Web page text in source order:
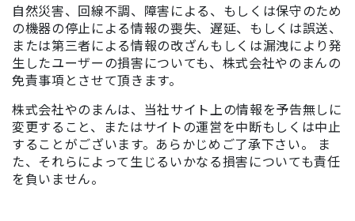
自然災害、回線不調、障害による、もしくは保守のため
の機器の停止による情報の喪失、遅延、もしくは誤送、
または第三者による情報の改ざんもしくは漏洩により発
生したユーザーの損害についても、株式会社やのまんの
免責事項とさせて頂きます。
株式会社やのまんは、当社サイト上の情報を予告無しに
変更すること、またはサイトの運営を中断もしくは中止
することがございます。あらかじめご了承下さい。 ま
た、それらによって生じるいかなる損害についても責任
を負いません。